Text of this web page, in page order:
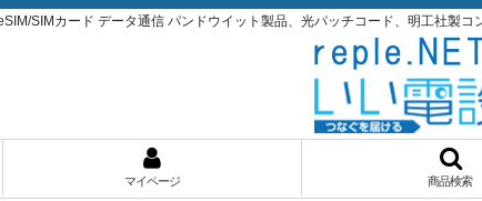
SIMカード データ通信 パンドウイット製品、光パッチコード、明工社製
マイページ 商品検索